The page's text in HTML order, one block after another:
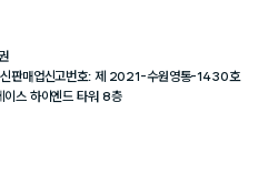
매업신고번호: 제 2021-수원영통-1430호
스 하이엔드 타워 8층